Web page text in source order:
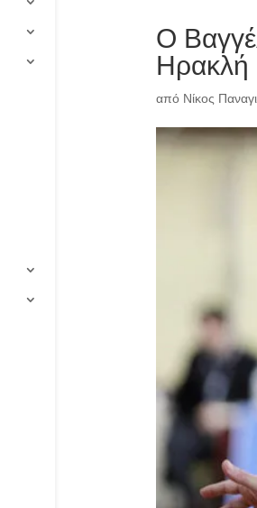
Ο
Ηρακλή
από Νίκος